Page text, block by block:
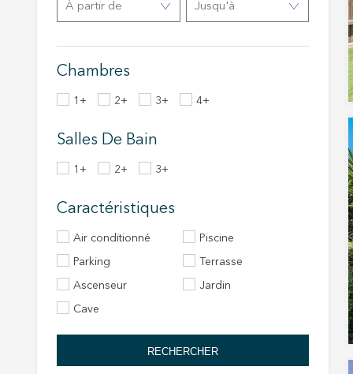
à partir de Jusqu'à
Chambres
1+ 2+ 3+ 4+
Salles De Bain
1+ 2+ 3+
Caractéristiques
Air conditionné Piscine
Parking Terrasse
Ascenseur Jardin
Cave
RECHERCHER
Ces
site